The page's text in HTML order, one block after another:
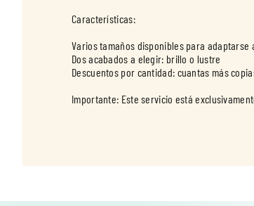
Características:
Varios tamaños disponibles para adaptarse
Dos acabados a elegir: brillo o lustre
Descuentos por cantidad: cuantas más
Importante: Este servicio está